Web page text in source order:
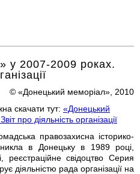
у 2007-2009 роках.
© «Донецький меморіал», 2010
скачати тут: «Донецький
про діяльність організації
правозахисна історико-
в Донецьку в 1989 році,
свідоцтво Серия
рада організації на